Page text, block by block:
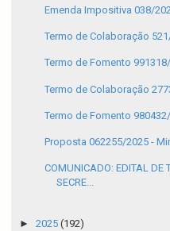
Emenda Impositiva 038/
Termo de Colaboração
Termo de Fomento
Termo de Colaboração
Termo de Fomento
Proposta 062255/2025 -
COMUNICADO: EDITAL DE
SECRE...
► 2025 (192)